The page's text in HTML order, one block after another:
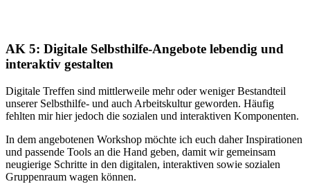
AK 5: Digitale Selbsthilfe-Angebote lebendig und
interaktiv gestalten
Digitale Treffen sind mittlerweile mehr oder weniger Bestandteil
unserer Selbsthilfe- und auch Arbeitskultur geworden. Häufig
fehlten mir hier jedoch die sozialen und interaktiven Komponenten.
In dem angebotenen Workshop möchte ich euch daher Inspirationen
und passende Tools an die Hand geben, damit wir gemeinsam
neugierige Schritte in den digitalen, interaktiven sowie sozialen
Gruppenraum wagen können.